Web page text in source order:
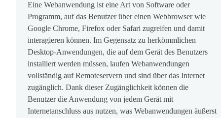
Eine Webanwendung ist eine Art von Software oder
Programm, auf das Benutzer über einen Webbrowser wie
Google Chrome, Firefox oder Safari zugreifen und damit
interagieren können. Im Gegensatz zu herkömmlichen
Desktop-Anwendungen, die auf dem Gerät des Benutzers
installiert werden müssen, laufen Webanwendungen
vollständig auf Remoteservern und sind über das Internet
zugänglich. Dank dieser Zugänglichkeit können die
Benutzer die Anwendung von jedem Gerät mit
Internetanschluss aus nutzen, was Webanwendungen äußerst